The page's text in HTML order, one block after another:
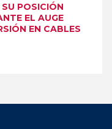
POSICIÓN
EL AUGE
EN CABLES